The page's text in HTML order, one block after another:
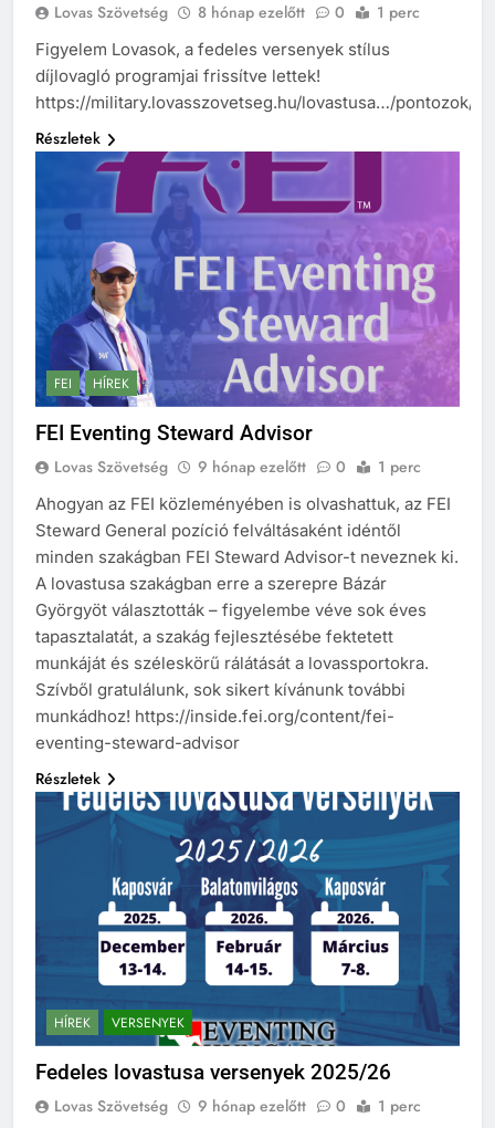
Lovas Szövetség 8 hónap ezelőtt 0 1 perc
Figyelem Lovasok, a fedeles versenyek stílus
díjlovagló programjai frissítve lettek!
https://military.lovasszovetseg.hu/lovastusa…/pontozok/
Részletek
FEI HÍREK
FEI Eventing Steward Advisor
Lovas Szövetség 9 hónap ezelőtt 0 1 perc
Ahogyan az FEI közleményében is olvashattuk, az FEI
Steward General pozíció felváltásaként idéntől
minden szakágban FEI Steward Advisor-t neveznek ki.
A lovastusa szakágban erre a szerepre Bázár
Györgyöt választották – figyelembe véve sok éves
tapasztalatát, a szakág fejlesztésébe fektetett
munkáját és széleskörű rálátását a lovassportokra.
Szívből gratulálunk, sok sikert kívánunk további
munkádhoz! https://inside.fei.org/content/fei-
eventing-steward-advisor
Részletek
HÍREK VERSENYEK
Fedeles lovastusa versenyek 2025/26
Lovas Szövetség 9 hónap ezelőtt 0 1 perc